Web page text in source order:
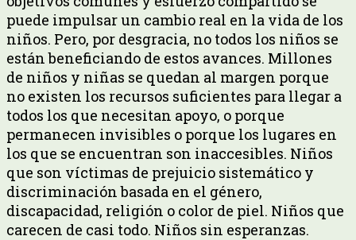
puede impulsar un cambio real en la vida de los
niños. Pero, por desgracia, no todos los niños se
están beneficiando de estos avances. Millones
de niños y niñas se quedan al margen porque
no existen los recursos suficientes para llegar a
todos los que necesitan apoyo, o porque
permanecen invisibles o porque los lugares en
los que se encuentran son inaccesibles. Niños
que son víctimas de prejuicio sistemático y
discriminación basada en el género,
discapacidad, religión o color de piel. Niños que
carecen de casi todo. Niños sin esperanzas.